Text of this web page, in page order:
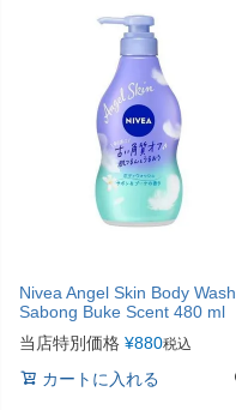
Nivea Angel Skin Body Wash
Sabong Buke Scent 480 ml
当店特別価格 ¥880税込
カートに入れる